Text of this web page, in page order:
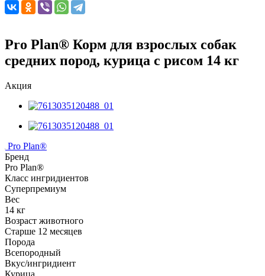
Pro Plan® Корм для взрослых собак
средних пород, курица с рисом 14 кг
Акция
Pro Plan®
Бренд
Pro Plan®
Класс ингридиентов
Суперпремиум
Вес
14 кг
Возраст животного
Старше 12 месяцев
Порода
Всепородный
Вкус/ингридиент
Курица